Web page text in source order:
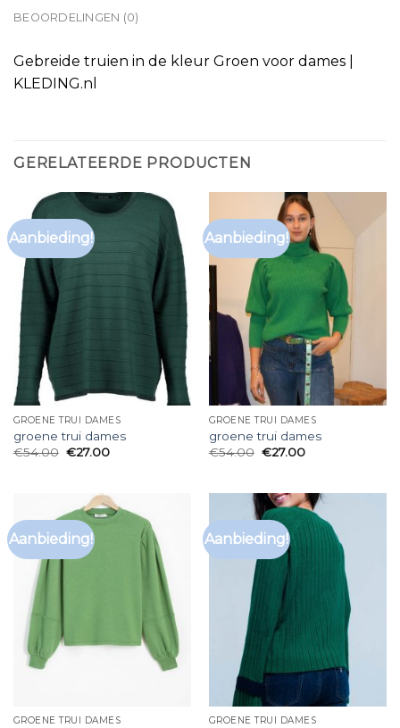
BEOORDELINGEN (0)
Gebreide truien in de kleur Groen voor dames |
KLEDING.nl
GERELATEERDE PRODUCTEN
Aanbieding!
GROENE TRUI DAMES
groene trui dames
€54.00 €27.00
Aanbieding!
GROENE TRUI DAMES
groene trui dames
€54.00 €27.00
Aanbieding!
GROENE TRUI DAMES
Aanbieding!
GROENE TRUI DAMES